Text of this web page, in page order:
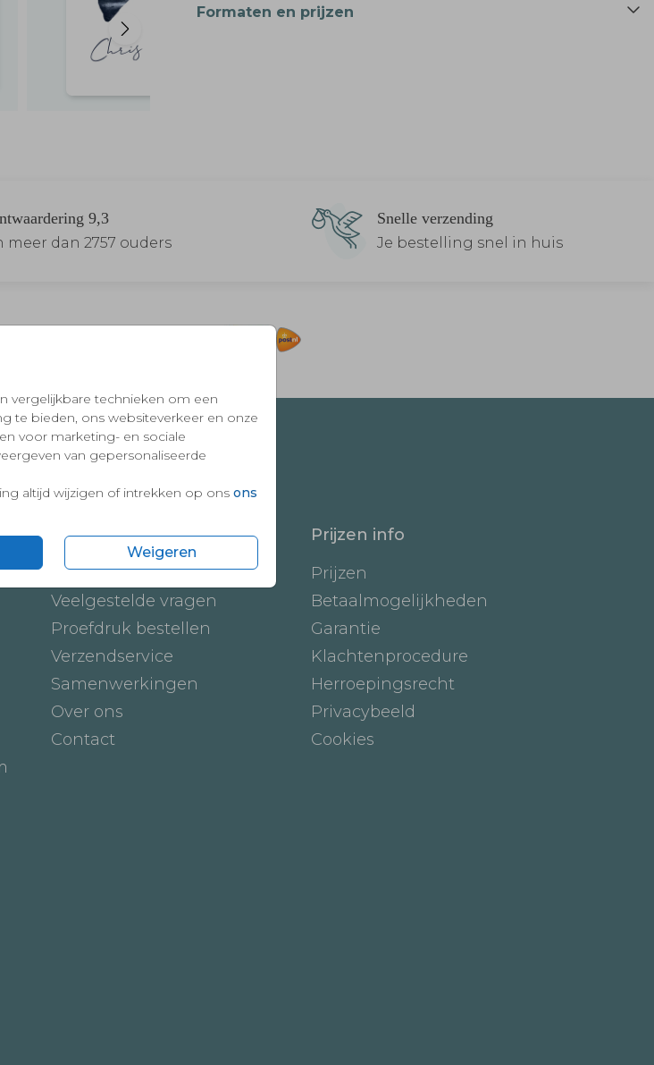
vergelijkbare technieken om een
te bieden, ons websiteverkeer en onze
voor marketing- en sociale
van gepersonaliseerde
altijd wijzigen of intrekken op ons ons
Weigeren
Formaten en prijzen
9,3
meer dan 2757 ouders
Snelle verzending
Je bestelling snel in huis
en betalen
Onze service
Hoe werkt het
Veelgestelde vragen
Proefdruk bestellen
Verzendservice
Samenwerkingen
Over ons
Contact
Prijzen info
Prijzen
Betaalmogelijkheden
Garantie
Klachtenprocedure
Herroepingsrecht
Privacybeeld
Cookies